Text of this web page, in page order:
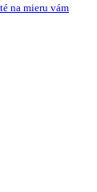
na mieru vám